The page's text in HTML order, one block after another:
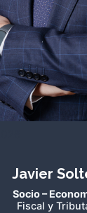
Javier
Socio –
Fiscal y